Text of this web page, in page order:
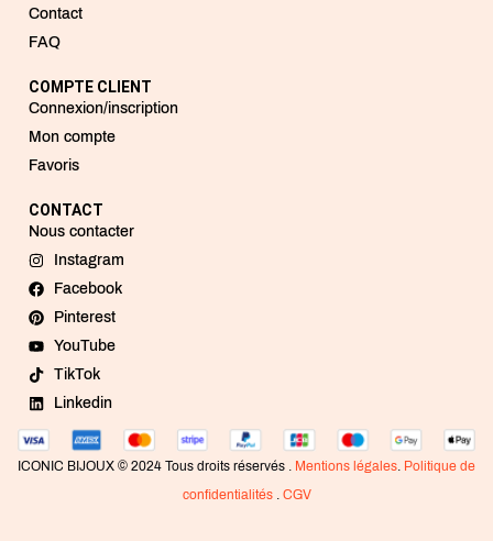
Contact
FAQ
COMPTE CLIENT
Connexion/inscription
Mon compte
Favoris
CONTACT
Nous contacter
Instagram
Facebook
Pinterest
YouTube
TikTok
Linkedin
ICONIC BIJOUX © 2024 Tous droits réservés . Mentions légales. Politique de
confidentialités. CGV